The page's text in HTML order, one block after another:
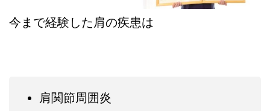
今まで経験した肩の疾患は
肩関節周囲炎